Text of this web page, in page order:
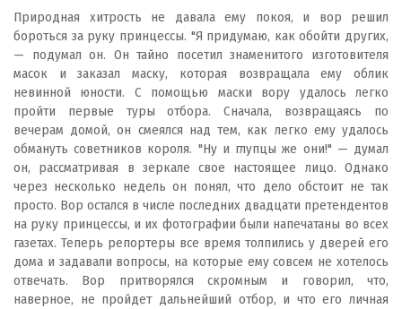
Природная хитрость не давала ему покоя, и вор решил
бороться за руку принцессы. "Я придумаю, как обойти других,
— подумал он. Он тайно посетил знаменитого изготовителя
масок и заказал маску, которая возвращала ему облик
невинной юности. С помощью маски вору удалось легко
пройти первые туры отбора. Сначала, возвращаясь по
вечерам домой, он смеялся над тем, как легко ему удалось
обмануть советников короля. "Ну и глупцы же они!" — думал
он, рассматривая в зеркале свое настоящее лицо. Однако
через несколько недель он понял, что дело обстоит не так
просто. Вор остался в числе последних двадцати претендентов
на руку принцессы, и их фотографии были напечатаны во всех
газетах. Теперь репортеры все время толпились у дверей его
дома и задавали вопросы, на которые ему совсем не хотелось
отвечать. Вор притворялся скромным и говорил, что,
наверное, не пройдет дальнейший отбор, и что его личная